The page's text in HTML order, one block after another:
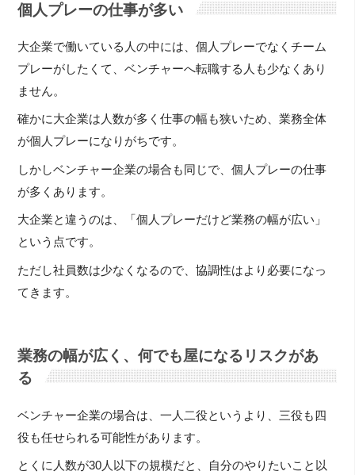
個人プレーの仕事が多い
大企業で働いている人の中には、個人プレーでなくチーム
プレーがしたくて、ベンチャーへ転職する人も少なくあり
ません。
確かに大企業は人数が多く仕事の幅も狭いため、業務全体
が個人プレーになりがちです。
しかしベンチャー企業の場合も同じで、個人プレーの仕事
が多くあります。
大企業と違うのは、「個人プレーだけど業務の幅が広い」
という点です。
ただし社員数は少なくなるので、協調性はより必要になっ
てきます。
業務の幅が広く、何でも屋になるリスクがあ
る
ベンチャー企業の場合は、一人二役というより、三役も四
役も任せられる可能性があります。
とくに人数が30人以下の規模だと、自分のやりたいこと以